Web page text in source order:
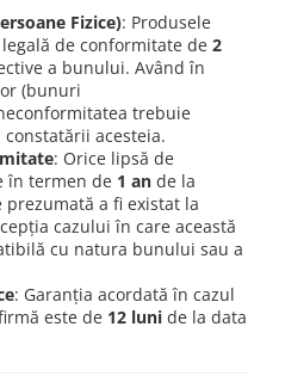
Fizice): Produsele
de conformitate de 2
a bunului. Având în
(bunuri
trebuie
acesteia.
: Orice lipsă de
în termen de 1 an de la
a fi existat la
cazului în care această
cu natura bunului sau a
: Garanția acordată în cazul
este de 12 luni de la data